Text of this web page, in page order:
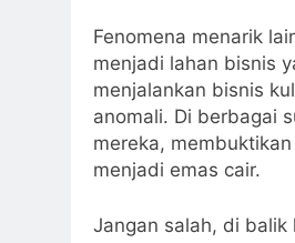
Fenomena menarik
menjadi lahan bisnis
menjalankan bisnis
anomali. Di berbagai
mereka,
menjadi emas cair.
Jangan salah, di